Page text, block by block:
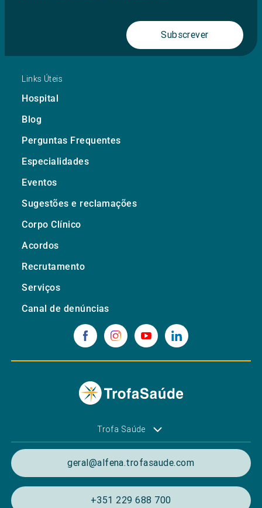
Subscrever
Links Úteis
Hospital
Blog
Perguntas Frequentes
Especialidades
Eventos
Sugestões e reclamações
Corpo Clínico
Acordos
Recrutamento
Serviços
Canal de denúncias
Trofa Saúde
geral@alfena.trofasaude.com
+351 229 688 700